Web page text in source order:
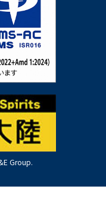
Group.